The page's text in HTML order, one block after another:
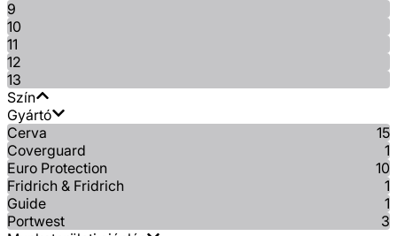
9
10
11
12
13
Szín
Gyártó
Cerva
15
Coverguard
1
Euro Protection
10
Fridrich & Fridrich
1
Guide
1
Portwest
3